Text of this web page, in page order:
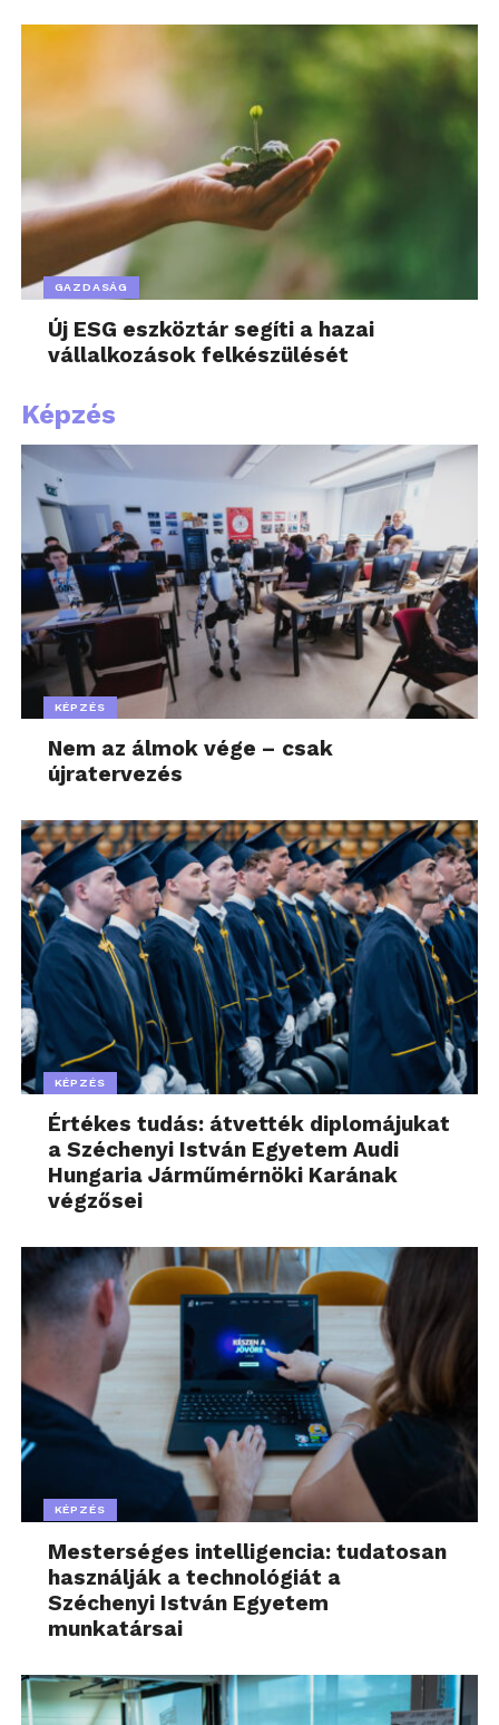
GAZDASÁG
Új ESG eszköztár segíti a hazai
vállalkozások felkészülését
Képzés
KÉPZÉS
Nem az álmok vége – csak
újratervezés
KÉPZÉS
Értékes tudás: átvették diplomájukat
a Széchenyi István Egyetem Audi
Hungaria Járműmérnöki Karának
végzősei
KÉPZÉS
Mesterséges intelligencia: tudatosan
használják a technológiát a
Széchenyi István Egyetem
munkatársai